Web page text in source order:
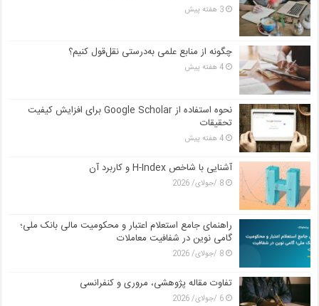
3 هفته پیش
چگونه از منابع علمی به‌درستی نقل‌قول کنیم؟
4 هفته پیش
نحوه استفاده از Google Scholar برای افزایش کیفیت
تحقیقات
4 هفته پیش
آشنایی با شاخص H-Index و کاربرد آن
8 /جولای/ 2026
راهنمای جامع استعلام اعتبار و محکومیت مالی بانک ملی؛
گامی نوین در شفافیت معاملات
8 /جولای/ 2026
تفاوت مقاله پژوهشی، مروری و کنفرانسی
6 /جولای/ 2026